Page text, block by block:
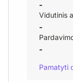
-
Vidutinis
-
-
Pamatyti